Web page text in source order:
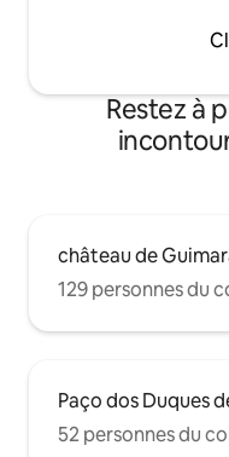
Restez à
château de
129 personnes du
Paço dos Duques
52 personnes du